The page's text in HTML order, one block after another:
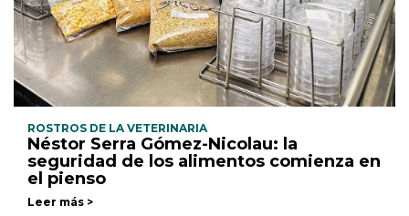
ROSTROS DE LA VETERINARIA
Néstor Serra Gómez-Nicolau: la
seguridad de los alimentos comienza en
el pienso
Leer más >